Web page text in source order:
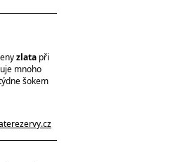
zlata při
mnoho
šokem